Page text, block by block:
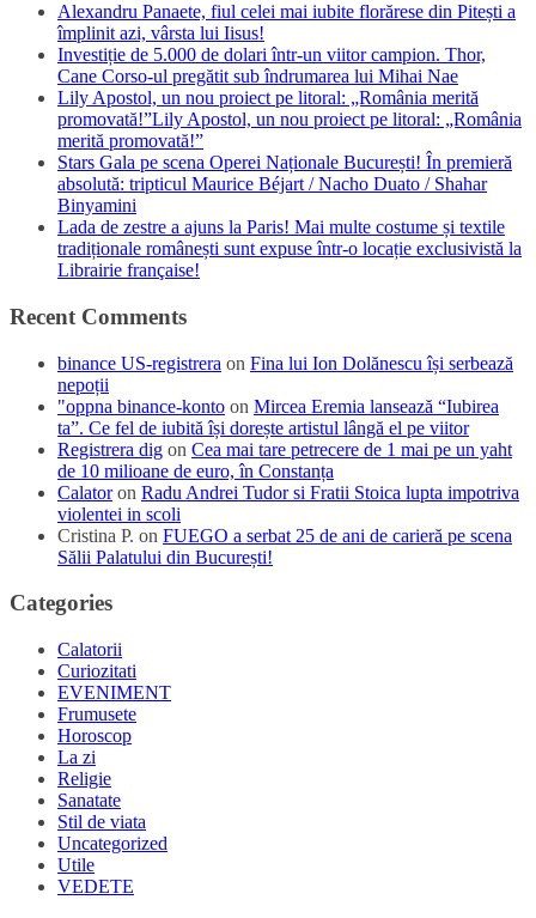
Alexandru Panaete, fiul celei mai iubite florărese din Pitești a
împlinit azi, vârsta lui Iisus!
Investiție de 5.000 de dolari într-un viitor campion. Thor,
Cane Corso-ul pregătit sub îndrumarea lui Mihai Nae
Lily Apostol, un nou proiect pe litoral: „România merită
promovată!”Lily Apostol, un nou proiect pe litoral: „România
merită promovată!”
Stars Gala pe scena Operei Naționale București! În premieră
absolută: tripticul Maurice Béjart / Nacho Duato / Shahar
Binyamini
Lada de zestre a ajuns la Paris! Mai multe costume și textile
tradiționale românești sunt expuse într-o locație exclusivistă la
Librairie française!
Recent Comments
binance US-registrera on Fina lui Ion Dolănescu își serbează
nepoții
"oppna binance-konto on Mircea Eremia lansează “Iubirea
ta”. Ce fel de iubită își dorește artistul lângă el pe viitor
Registrera dig on Cea mai tare petrecere de 1 mai pe un yaht
de 10 milioane de euro, în Constanța
Calatoron Radu Andrei Tudor si Fratii Stoica lupta impotriva
violentei in scoli
Cristina P. on FUEGO a serbat 25 de ani de carieră pe scena
Sălii Palatului din București!
Categories
Calatorii
Curiozitati
EVENIMENT
Frumusete
Horoscop
La zi
Religie
Sanatate
Stil de viata
Uncategorized
Utile
VEDETE